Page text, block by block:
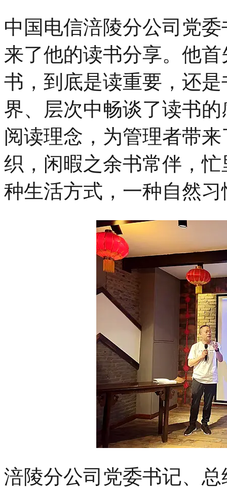
中国电信涪陵分公司党
来了他的读书分享。他
书，到底是读重要，还
界、层次中畅谈了读书
阅读理念，为管理者带
织，闲暇之余书常伴，
种生活方式，一种自然
涪陵分公司党委书记、